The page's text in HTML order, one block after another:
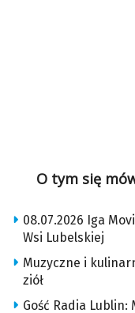
O tym się
08.07.2026 Iga
Wsi Lubelskiej
Muzyczne i
ziół
Gość Radia